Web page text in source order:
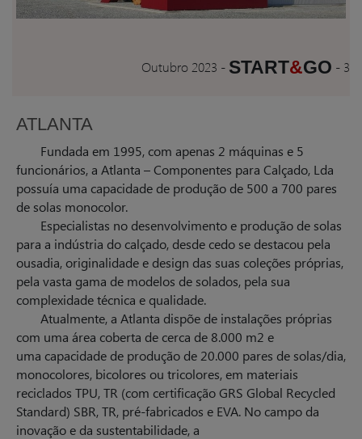
Outubro 2023 - START&GO - 3
ATLANTA
Fundada em 1995, com apenas 2 máquinas e 5
funcionários, a Atlanta – Componentes para Calçado, Lda
possuía uma capacidade de produção de 500 a 700 pares
de solas monocolor.
Especialistas no desenvolvimento e produção de solas
para a indústria do calçado, desde cedo se destacou pela
ousadia, originalidade e design das suas coleções próprias,
pela vasta gama de modelos de solados, pela sua
complexidade técnica e qualidade.
Atualmente, a Atlanta dispõe de instalações próprias
com uma área coberta de cerca de 8.000 m2 e
uma capacidade de produção de 20.000 pares de solas/dia,
monocolores, bicolores ou tricolores, em materiais
reciclados TPU, TR (com certificação GRS Global Recycled
Standard) SBR, TR, pré-fabricados e EVA. No campo da
inovação e da sustentabilidade, a